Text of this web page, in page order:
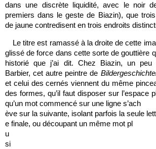
dans une discrète liquidité, avec le noir
premiers dans le geste de Biazin), que
de jaune contredisent en trois endroits
Le titre est ramassé à la droite de cette
glissé de force dans cette sorte de gouttière
historié que j’ai dit. Chez Biazin, un
Barbier, cet autre peintre de
et celui des cernés viennent du même
des formes, qu’il faut disposer sur l’espace
qu’un mot commencé sur une ligne s’ach
ève sur la suivante, isolant parfois la seule
e finale, ou découpant un même mot pl
u
si